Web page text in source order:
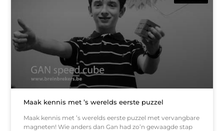
Maak kennis met ’s werelds eerste puzzel
Maak kennis met ’s werelds eerste puzzel met vervangbare
magneten! Wie anders dan Gan had zo’n gewaagde stap